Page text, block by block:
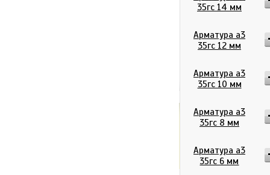
35гс 14 мм
Арматура а3
35гс 12 мм
Арматура а3
35гс 10 мм
Арматура а3
35гс 8 мм
Арматура а3
35гс 6 мм